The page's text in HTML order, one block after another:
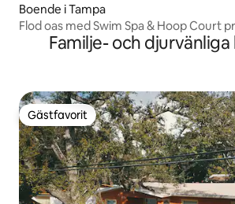
Boende i Tampa
Flod oas med Swim Spa & Hoop Court
Familje- och
Gästfavorit
Gästfavorit